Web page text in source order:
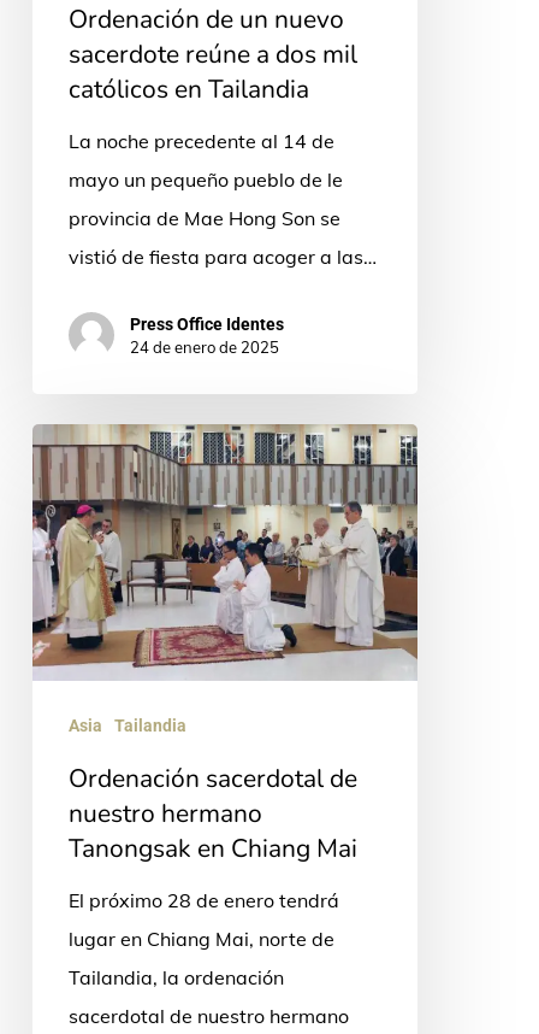
católicos
Tailandia
Ordenación de un nuevo
sacerdote reúne a dos mil
católicos en Tailandia
La noche precedente al 14 de
mayo un pequeño pueblo de le
provincia de Mae Hong Son se
vistió de fiesta para acoger a las…
Press Office Identes
24 de enero de 2025
Ordenación
sacerdotal
de
nuestro
hermano
Tanongsak
en
Asia Tailandia
Ordenación sacerdotal de
nuestro hermano
Tanongsak en Chiang Mai
El próximo 28 de enero tendrá
lugar en Chiang Mai, norte de
Tailandia, la ordenación
sacerdotal de nuestro hermano